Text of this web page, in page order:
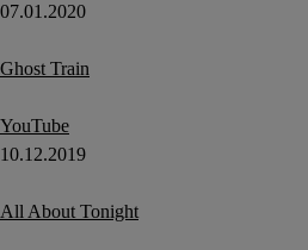
07.01.2020
Ghost Train
YouTube
10.12.2019
All About Tonight